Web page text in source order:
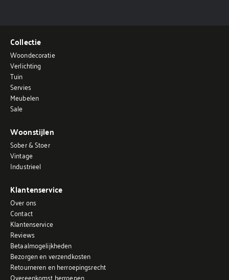
Collectie
Woondecoratie
Verlichting
Tuin
Servies
Meubelen
Sale
Woonstijlen
Sober & Stoer
Vintage
Industrieel
Klantenservice
Over ons
Contact
Klantenservice
Reviews
Betaalmogelijkheden
Bezorgen en verzendkosten
Retourneren en herroepingsrecht
Overeenkomst herroepen